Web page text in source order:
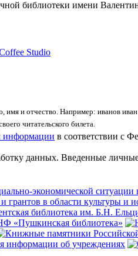
библиотеки имени
Studio
имя и отчество. Например: иванов
читательского билета.
информации в соответствии с
данных. Введенные